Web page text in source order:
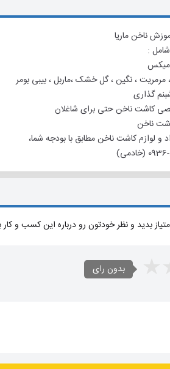
ناخن ماریا
:
میکس
مرمریت ، نگین ، گل خشک ،ماربل ، بیبی بومر
گذاری
کاشت ناخن حتی برای شاغلان
ناخن
لوازم کاشت ناخن مطابق با بودجه شما،
بدید و نظر خودتون رو درباره این کسب و کار
بدون رای